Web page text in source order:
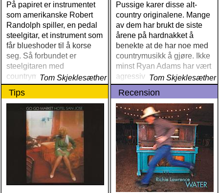
På papiret er instrumentet
som amerikanske Robert
Randolph spiller, en pedal
steelgitar, et instrument som
får blueshoder til å korse
seg. Så forbundet er
steelgitaren med
countrymusikken at det
inkarnerer fordommene mot
nettopp denne ene
erkeamerikanske
musikkformen
Tom Skjeklesæther
Pussige karer disse alt-
country originalene. Mange
av dem har brukt de siste
årene på hardnakket å
benekte at de har noe med
countrymusikk å gjøre. Ikke
minst Ryan Adams har vært
agressiv i sin
avstandstagen
Tom Skjeklesæther
Tips Recension